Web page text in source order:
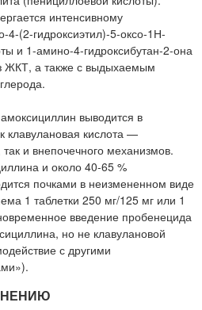
интенсивному
4-(2-гидроксиэтил)-5-оксо-1Н-
и 1-амино-4-гидроксибутан-2-она
ЖКТ, а также с выдыхаемым
выводится в
клавулановая кислота —
и внепочечного механизмов.
и около 40-65 %
почками в неизмененном виде
1 таблетки 250 мг/125 мг или 1
введение пробенецида
но не клавулановой
с другими